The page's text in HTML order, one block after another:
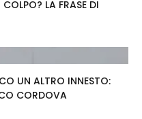
LA FRASE DI
UN ALTRO INNESTO:
CORDOVA